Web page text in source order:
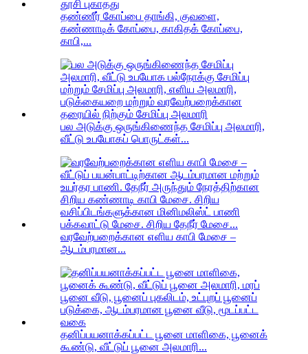
தண்ணீர் கோப்பை தாங்கி, குவளை,
கண்ணாடிக் கோப்பை, காகிதக் கோப்பை,
காபி,...
பல அடுக்கு ஒருங்கிணைந்த சேமிப்பு அலமாரி,
வீட்டு உபயோகப் பொருட்கள்...
வரவேற்பறைக்கான எளிய காபி மேசை –
ஆடம்பரமான...
தனிப்பயனாக்கப்பட்ட பூனை மாளிகை, பூனைக்
கூண்டு, வீட்டுப் பூனை அலமாரி...